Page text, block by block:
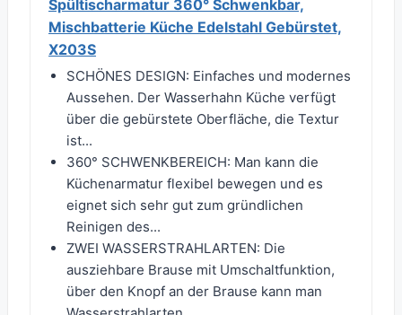
Spültischarmatur 360° Schwenkbar,
Mischbatterie Küche Edelstahl Gebürstet,
X203S
SCHÖNES DESIGN: Einfaches und modernes
Aussehen. Der Wasserhahn Küche verfügt
über die gebürstete Oberfläche, die Textur
ist...
360° SCHWENKBEREICH: Man kann die
Küchenarmatur flexibel bewegen und es
eignet sich sehr gut zum gründlichen
Reinigen des...
ZWEI WASSERSTRAHLARTEN: Die
ausziehbare Brause mit Umschaltfunktion,
über den Knopf an der Brause kann man